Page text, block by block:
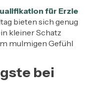
für Erzie
bieten sich genug
kleiner Schatz
mulmigen Gefühl
bei